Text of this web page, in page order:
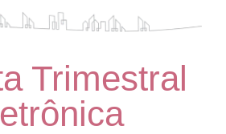
Trimestral